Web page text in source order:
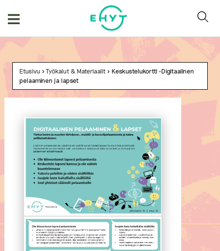
Etusivu >Työkalut & Materiaalit> Keskustelukortti -Digitaalinen
pelaaminen ja lapset